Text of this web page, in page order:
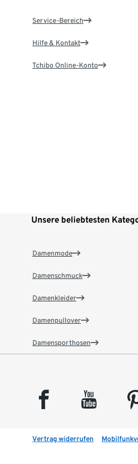
Service-Bereich
Hilfe & Kontakt
Tchibo Online-Konto
Unsere beliebtesten
Damenmode
Damenschmuck
Damenkleider
Damenpullover
Damensporthosen
facebook youtube
Vertrag widerrufen